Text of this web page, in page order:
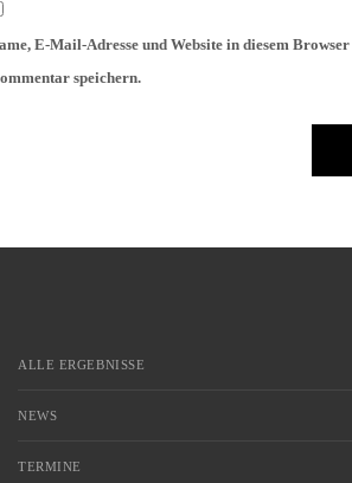
E-Mail-Adresse und Website in diesem
speichern.
ALLE ERGEBNISSE
NEWS
TERMINE